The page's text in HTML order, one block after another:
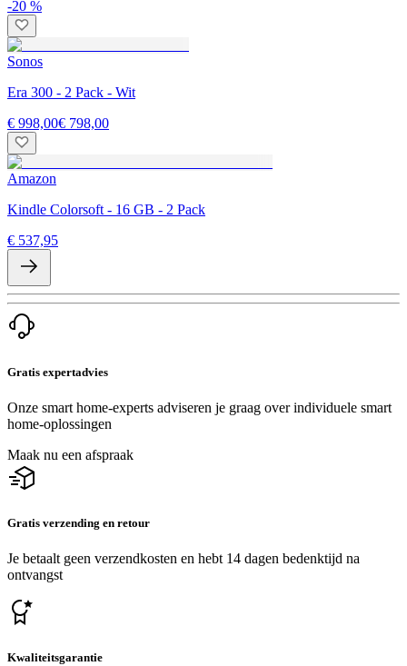
-20 %
Sonos
Era 300 - 2 Pack - Wit
€ 998,00€ 798,00
Amazon
Kindle Colorsoft - 16 GB - 2 Pack
€ 537,95
Gratis expertadvies
Onze smart home-experts adviseren je graag over individuele smart
home-oplossingen
Maak nu een afspraak
Gratis verzending en retour
Je betaalt geen verzendkosten en hebt 14 dagen bedenktijd na
ontvangst
Kwaliteitsgarantie